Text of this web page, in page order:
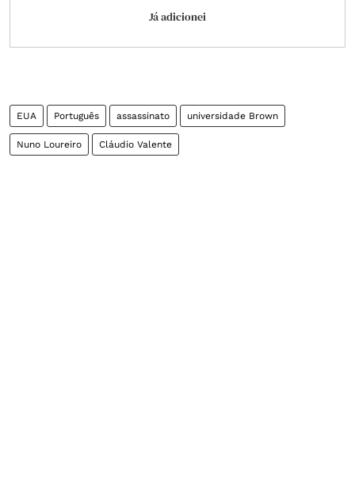
Já adicionei
EUA Português assassinato universidade Brown
Nuno Loureiro Cláudio Valente